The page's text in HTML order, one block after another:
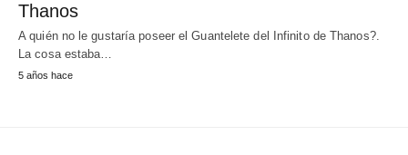
Thanos
A quién no le gustaría poseer el Guantelete del Infinito de Thanos?.
La cosa estaba…
5 años hace